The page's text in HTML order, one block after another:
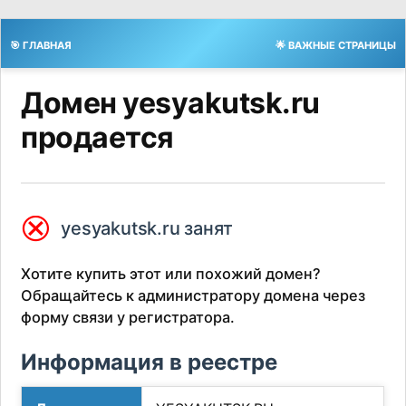
🎯 ГЛАВНАЯ 🌟 ВАЖНЫЕ СТРАНИЦЫ
Домен yesyakutsk.ru
продается
⮿ yesyakutsk.ru занят
Хотите купить этот или похожий домен?
Обращайтесь к администратору домена через
форму связи у регистратора.
Информация в реестре